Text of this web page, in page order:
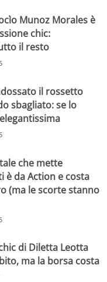
Munoz Morales è
chic:
il resto
il rossetto
sbagliato: se lo
che mette
è da Action e costa
(ma le scorte stanno
di Diletta Leotta
ma la borsa costa